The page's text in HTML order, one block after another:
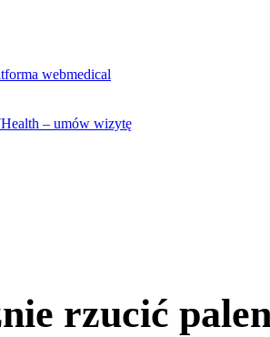
webmedical
– umów wizytę
rzucić